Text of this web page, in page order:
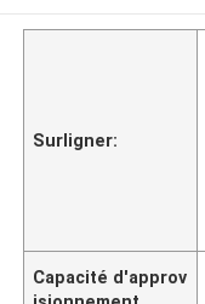
Surligner:
Capacité d'approv